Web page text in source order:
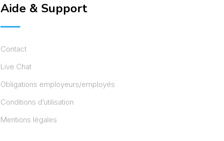
Aide & Support
Contact
Live Chat
Obligations employeurs/employés
Conditions d’utilisation
Mentions légales